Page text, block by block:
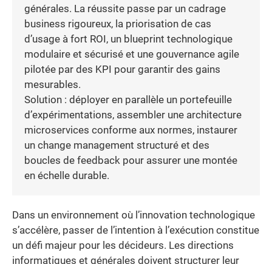
générales. La réussite passe par un cadrage
business rigoureux, la priorisation de cas
d’usage à fort ROI, un blueprint technologique
modulaire et sécurisé et une gouvernance agile
pilotée par des KPI pour garantir des gains
mesurables.
Solution : déployer en parallèle un portefeuille
d’expérimentations, assembler une architecture
microservices conforme aux normes, instaurer
un change management structuré et des
boucles de feedback pour assurer une montée
en échelle durable.
Dans un environnement où l’innovation technologique
s’accélère, passer de l’intention à l’exécution constitue
un défi majeur pour les décideurs. Les directions
informatiques et générales doivent structurer leur